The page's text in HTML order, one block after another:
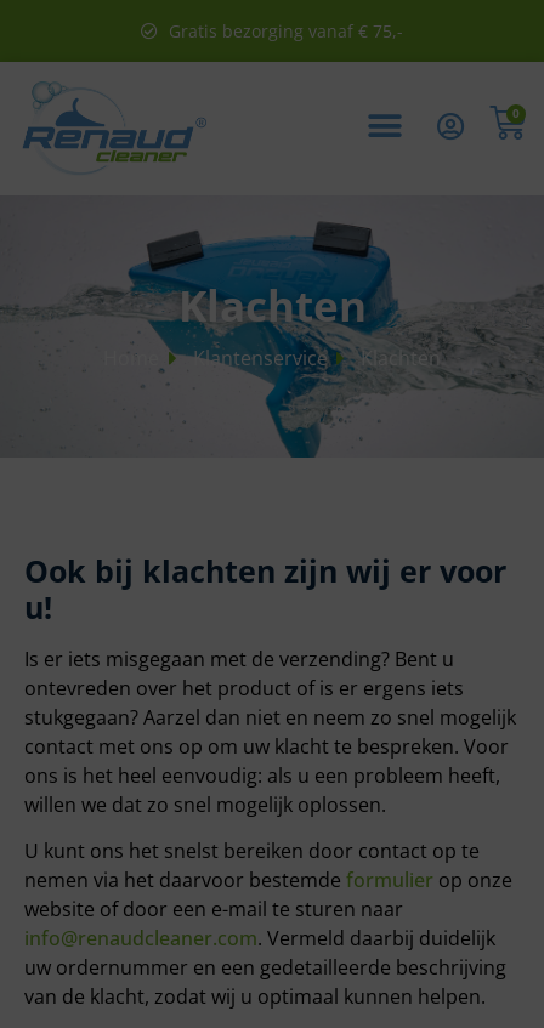
Gratis bezorging vanaf € 75,-
0
Klachten
Home Klantenservice Klachten
Ook bij klachten zijn wij er voor
u!
Is er iets misgegaan met de verzending? Bent u
ontevreden over het product of is er ergens iets
stukgegaan? Aarzel dan niet en neem zo snel mogelijk
contact met ons op om uw klacht te bespreken. Voor
ons is het heel eenvoudig: als u een probleem heeft,
willen we dat zo snel mogelijk oplossen.
U kunt ons het snelst bereiken door contact op te
nemen via het daarvoor bestemde formulier op onze
website of door een e-mail te sturen naar
info@renaudcleaner.com. Vermeld daarbij duidelijk
uw ordernummer en een gedetailleerde beschrijving
van de klacht, zodat wij u optimaal kunnen helpen.